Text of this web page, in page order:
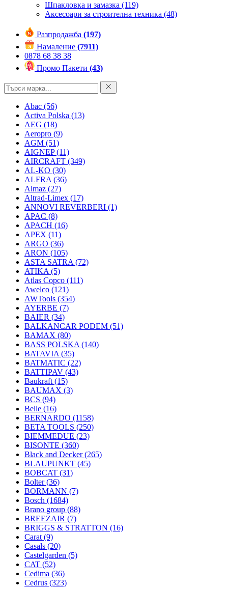
Шпакловка и замазка (119)
Аксесоари за строителна техника (48)
Разпродажба (197)
Намаление (7911)
0878 68 38 38
Промо Пакети (43)
Abac (56)
Activa Polska (13)
AEG (18)
Aeropro (9)
AGM (51)
AIGNEP(11)
AIRCRAFT (349)
AL-KO (30)
ALFRA (36)
Almaz (27)
Altrad-Limex (17)
ANNOVI REVERBERI (1)
APAC (8)
APACH (16)
APEX (11)
ARGO (36)
ARON (105)
ASTA SATRA (72)
ATIKA (5)
Atlas Copco (111)
Awelco (121)
AWTools (354)
AYERBE (7)
BAIER (34)
BALKANCAR PODEM (51)
BAMAX (80)
BASS POLSKA (140)
BATAVIA (35)
BATMATIC (22)
BATTIPAV (43)
Baukraft (15)
BAUMAX (3)
BCS (94)
Belle (16)
BERNARDO (1158)
BETA TOOLS (250)
BIEMMEDUE (23)
BISONTE (360)
Black and Decker(265)
BLAUPUNKT (45)
BOBCAT (31)
Bolter(36)
BORMANN (7)
Bosch (1684)
Brano group (88)
BREEZAIR (7)
BRIGGS & STRATTON (16)
Carat (9)
Casals (20)
Castelgarden (5)
CAT (52)
Cedima (36)
Cedrus (323)